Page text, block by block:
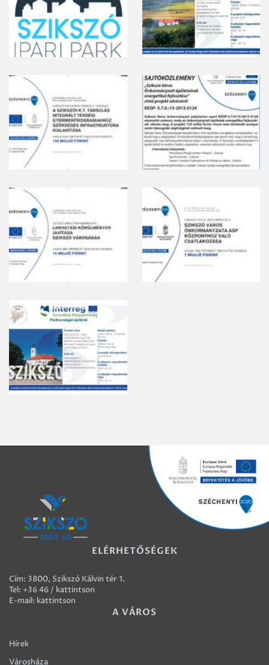
ELÉRHETŐSÉGEK
Cím: 3800, Szikszó Kálvin tér 1.
Tel: +36 46 / kattintson
E-mail: kattintson
A VÁROS
Hírek
Városháza